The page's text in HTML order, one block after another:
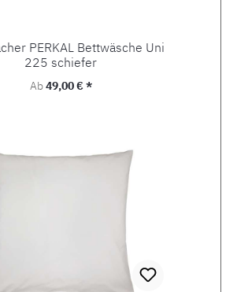
PERKAL Bettwäsche Uni
225 schiefer
Regulärer Preis:
Ab49,00 € *